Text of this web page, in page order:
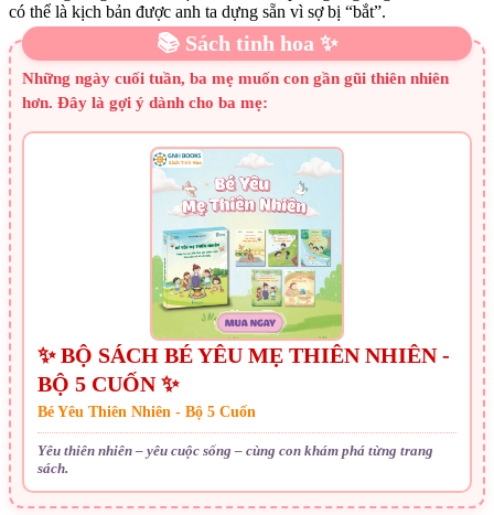
có thể là kịch bản được anh ta dựng sẵn vì sợ bị “bắt”.
📚 Sách tinh hoa ✨
Những ngày cuối tuần, ba mẹ muốn con gần gũi thiên nhiên
hơn. Đây là gợi ý dành cho ba mẹ:
✨ BỘ SÁCH BÉ YÊU MẸ THIÊN NHIÊN -
BỘ 5 CUỐN ✨
Bé Yêu Thiên Nhiên - Bộ 5 Cuốn
Yêu thiên nhiên – yêu cuộc sống – cùng con khám phá từng trang
sách.